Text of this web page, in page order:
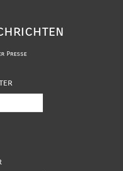
Presse